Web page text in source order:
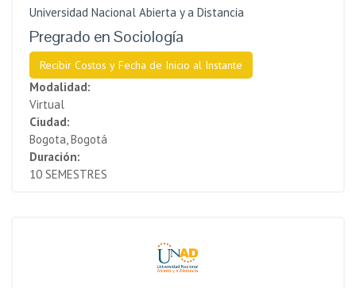
Universidad Nacional Abierta y a Distancia
Pregrado en Sociología
Recibir Costos y Fecha de Inicio al Instante
Modalidad:
Virtual
Ciudad:
Bogota, Bogotá
Duración:
10 SEMESTRES